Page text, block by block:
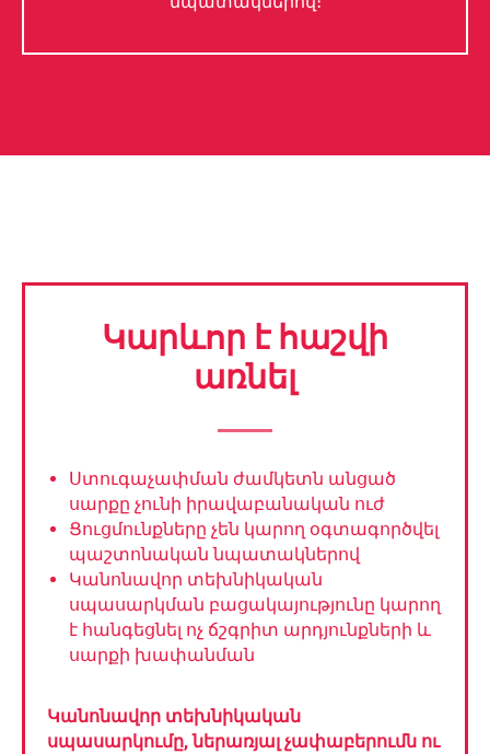
Կարևոր է հաշվի
առնել
Ստուգաչափման ժամկետն անցած
սարքը չունի իրավաբանական ուժ
Ցուցմունքները չեն կարող օգտագործվել
պաշտոնական նպատակներով
Կանոնավոր տեխնիկական
սպասարկման բացակայությունը կարող
է հանգեցնել ոչ ճշգրիտ արդյունքների և
սարքի խափանման
Կանոնավոր տեխնիկական
սպասարկումը, ներառյալ չափաբերումն ու